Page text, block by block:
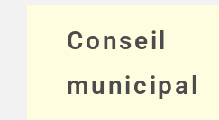
Conseil
municipal